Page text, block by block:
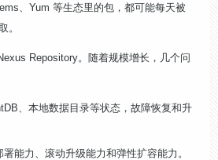
、Yum 等生态里的包，都可能每天被
。
Repository。随着规模增长，几个问
、本地数据目录等状态，故障恢复和升
能力、滚动升级能力和弹性扩容能力。